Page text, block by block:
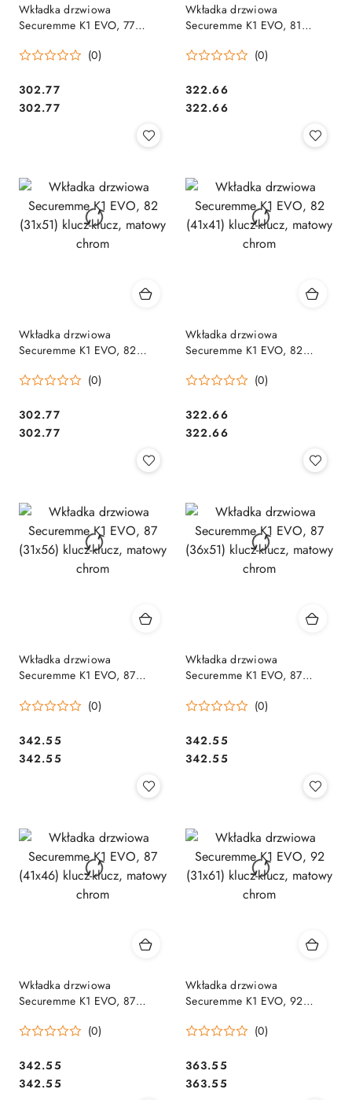
Wkładka drzwiowa
Securemme K1 EVO, 77
chrom
(0)
Cena:
302.77
Cena:
302.77
Wkładka drzwiowa
Securemme K1 EVO, 81
chrom
(0)
Cena:
322.66
Cena:
322.66
Wkładka drzwiowa
Securemme K1 EVO, 82
chrom
(0)
Cena:
302.77
Cena:
302.77
Wkładka drzwiowa
Securemme K1 EVO, 82
chrom
(0)
Cena:
322.66
Cena:
322.66
Wkładka drzwiowa
Securemme K1 EVO, 87
chrom
(0)
Cena:
342.55
Cena:
342.55
Wkładka drzwiowa
Securemme K1 EVO, 87
chrom
(0)
Cena:
342.55
Cena:
342.55
Wkładka drzwiowa
Securemme K1 EVO, 87
chrom
(0)
Cena:
342.55
Cena:
342.55
Wkładka drzwiowa
Securemme K1 EVO, 92
chrom
(0)
Cena:
363.55
Cena:
363.55